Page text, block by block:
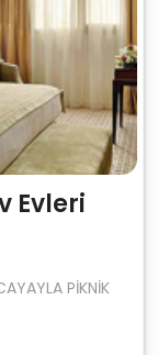
Evleri
PİKNİK